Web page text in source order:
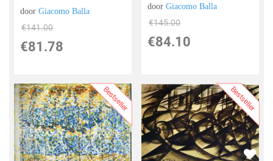
doorGiacomo Balla
€141.00
€81.78
doorGiacomo Balla
€145.00
€84.10
Bestseller Bestseller